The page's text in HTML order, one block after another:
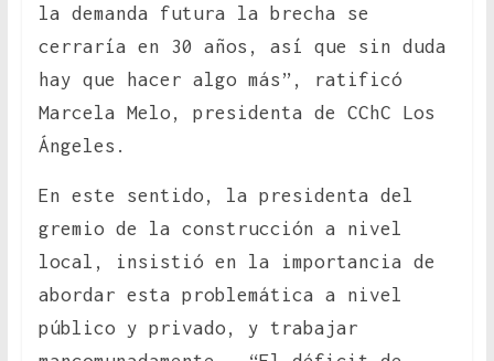
la demanda futura la brecha se
cerraría en 30 años, así que sin duda
hay que hacer algo más”, ratificó
Marcela Melo, presidenta de CChC Los
Ángeles.
En este sentido, la presidenta del
gremio de la construcción a nivel
local, insistió en la importancia de
abordar esta problemática a nivel
público y privado, y trabajar